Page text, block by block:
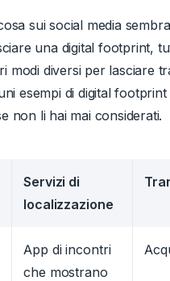
sui social media
una digital footprint,
modi diversi per lasciare
esempi di digital footprint
non li hai mai considerati.
Servizi di
localizzazione
App di incontri
che mostrano